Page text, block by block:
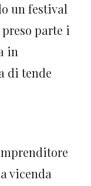
un festival
parte i
in
di tende
vicenda